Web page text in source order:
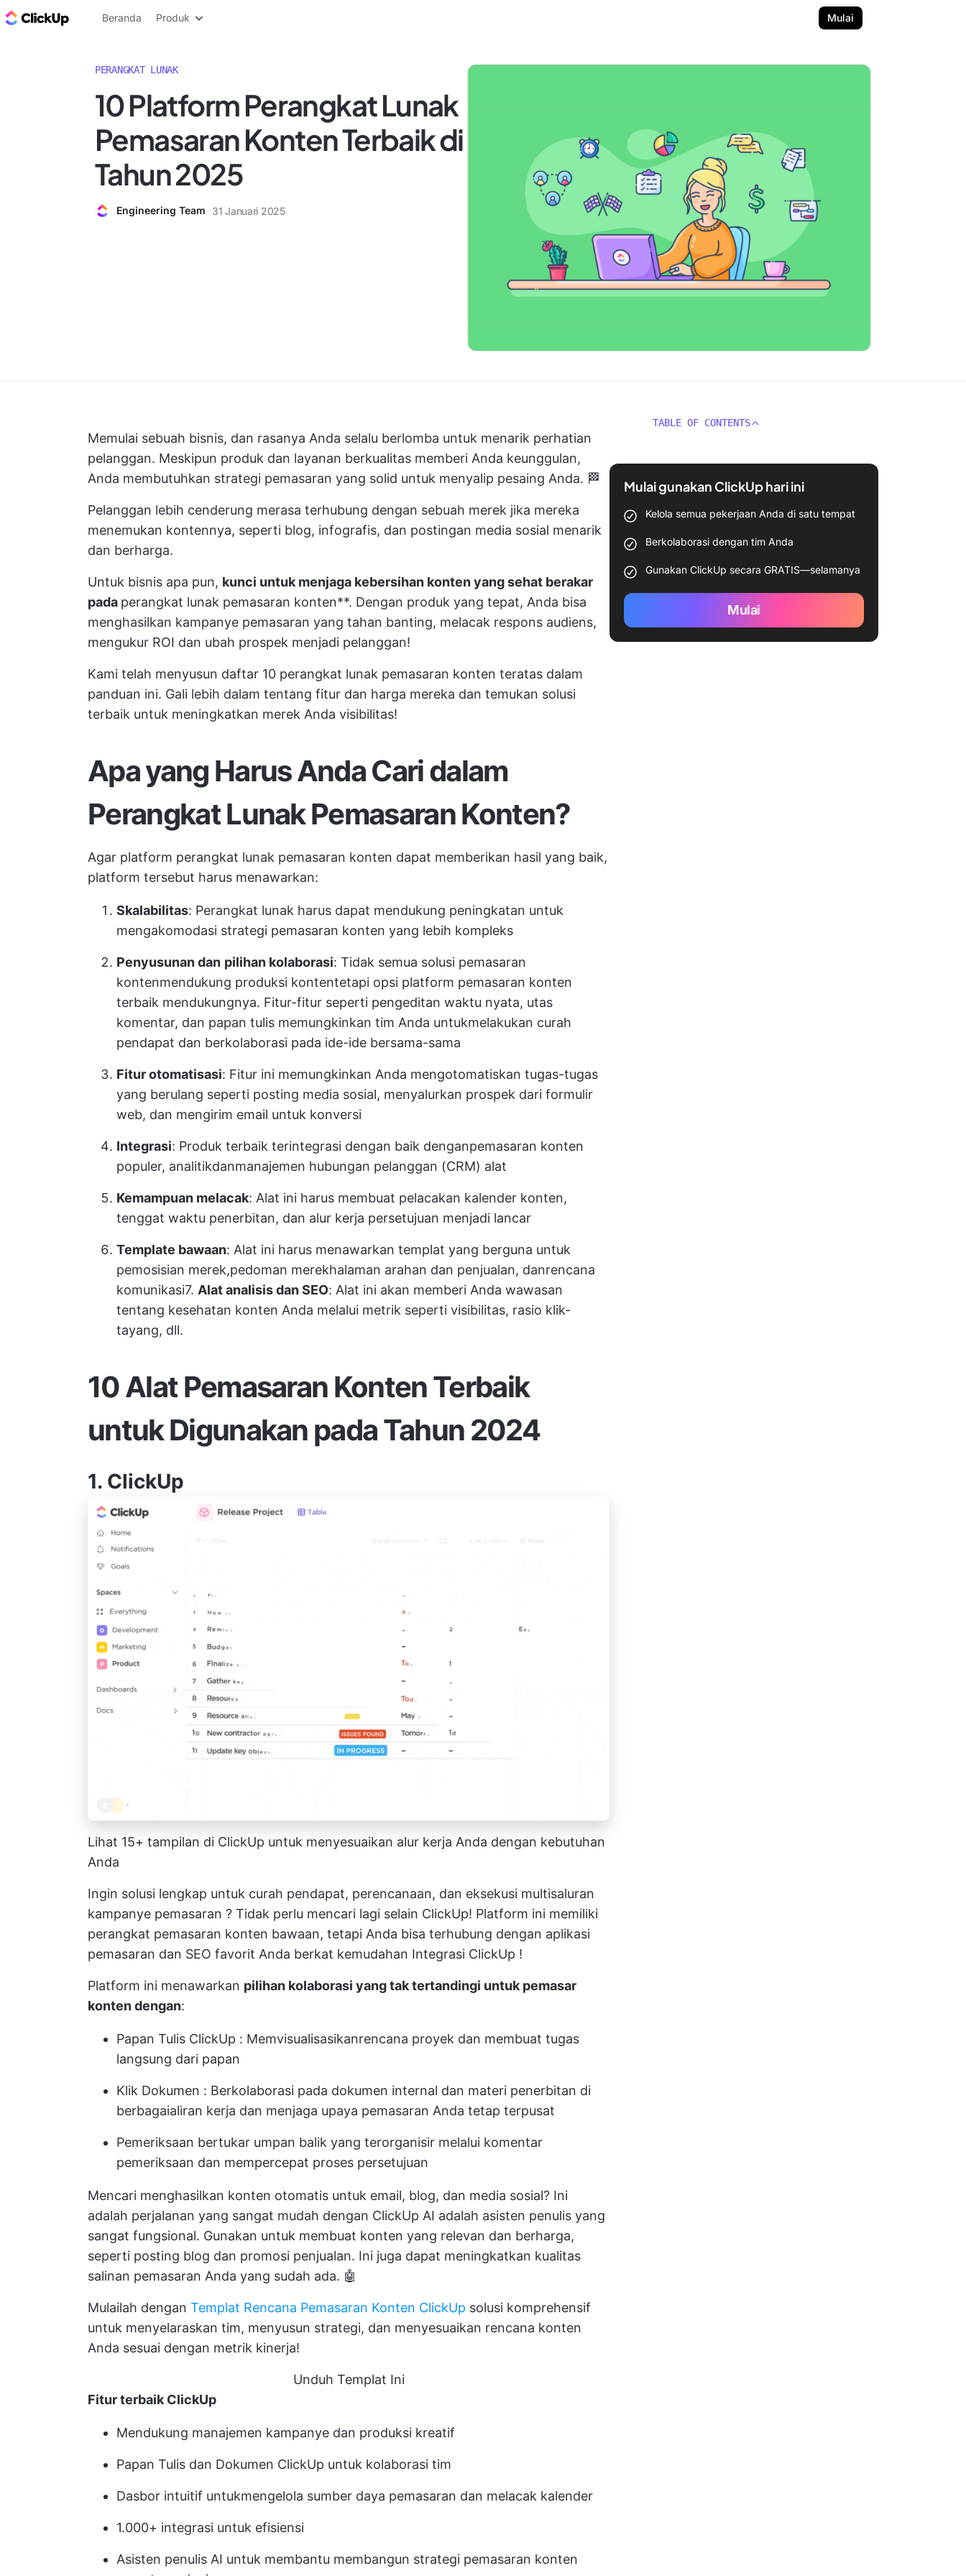
Blog ClickUp
Beranda Produk Mulai
PERANGKAT LUNAK
10 Platform Perangkat Lunak
Pemasaran Konten Terbaik di
Tahun 2025
Engineering Team 31 Januari 2025
Memulai sebuah bisnis, dan rasanya Anda selalu berlomba untuk menarik perhatian
pelanggan. Meskipun produk dan layanan berkualitas memberi Anda keunggulan,
Anda membutuhkan strategi pemasaran yang solid untuk menyalip pesaing Anda. 🏁
Pelanggan lebih cenderung merasa terhubung dengan sebuah merek jika mereka
menemukan kontennya, seperti blog, infografis, dan postingan media sosial menarik
dan berharga.
Untuk bisnis apa pun, kunci untuk menjaga kebersihan konten yang sehat berakar
pada perangkat lunak pemasaran konten**. Dengan produk yang tepat, Anda bisa
menghasilkan kampanye pemasaran yang tahan banting, melacak respons audiens,
mengukur ROI dan ubah prospek menjadi pelanggan!
Kami telah menyusun daftar 10 perangkat lunak pemasaran konten teratas dalam
panduan ini. Gali lebih dalam tentang fitur dan harga mereka dan temukan solusi
terbaik untuk meningkatkan merek Anda visibilitas!
Apa yang Harus Anda Cari dalam
Perangkat Lunak Pemasaran Konten?
Agar platform perangkat lunak pemasaran konten dapat memberikan hasil yang baik,
platform tersebut harus menawarkan:
Skalabilitas: Perangkat lunak harus dapat mendukung peningkatan untuk
mengakomodasi strategi pemasaran konten yang lebih kompleks
Penyusunan dan pilihan kolaborasi: Tidak semua solusi pemasaran
kontenmendukung produksi kontentetapi opsi platform pemasaran konten
terbaik mendukungnya. Fitur-fitur seperti pengeditan waktu nyata, utas
komentar, dan papan tulis memungkinkan tim Anda untukmelakukan curah
pendapat dan berkolaborasi pada ide-ide bersama-sama
Fitur otomatisasi: Fitur ini memungkinkan Anda mengotomatiskan tugas-tugas
yang berulang seperti posting media sosial, menyalurkan prospek dari formulir
web, dan mengirim email untuk konversi
Integrasi: Produk terbaik terintegrasi dengan baik denganpemasaran konten
populer, analitikdanmanajemen hubungan pelanggan (CRM) alat
Kemampuan melacak: Alat ini harus membuat pelacakan kalender konten,
tenggat waktu penerbitan, dan alur kerja persetujuan menjadi lancar
Template bawaan: Alat ini harus menawarkan templat yang berguna untuk
pemosisian merek,pedoman merekhalaman arahan dan penjualan, danrencana
komunikasi7. Alat analisis dan SEO: Alat ini akan memberi Anda wawasan
tentang kesehatan konten Anda melalui metrik seperti visibilitas, rasio klik-
tayang, dll.
10 Alat Pemasaran Konten Terbaik
untuk Digunakan pada Tahun 2024
1. ClickUp
Lihat 15+ tampilan di ClickUp untuk menyesuaikan alur kerja Anda dengan kebutuhan
Anda
Ingin solusi lengkap untuk curah pendapat, perencanaan, dan eksekusi multisaluran
kampanye pemasaran ? Tidak perlu mencari lagi selain ClickUp! Platform ini memiliki
perangkat pemasaran konten bawaan, tetapi Anda bisa terhubung dengan aplikasi
pemasaran dan SEO favorit Anda berkat kemudahan Integrasi ClickUp !
Platform ini menawarkan pilihan kolaborasi yang tak tertandingi untuk pemasar
konten dengan:
Papan Tulis ClickUp : Memvisualisasikanrencana proyek dan membuat tugas
langsung dari papan
Klik Dokumen : Berkolaborasi pada dokumen internal dan materi penerbitan di
berbagaialiran kerja dan menjaga upaya pemasaran Anda tetap terpusat
Pemeriksaan bertukar umpan balik yang terorganisir melalui komentar
pemeriksaan dan mempercepat proses persetujuan
Mencari menghasilkan konten otomatis untuk email, blog, dan media sosial? Ini
adalah perjalanan yang sangat mudah dengan ClickUp AI adalah asisten penulis yang
sangat fungsional. Gunakan untuk membuat konten yang relevan dan berharga,
seperti posting blog dan promosi penjualan. Ini juga dapat meningkatkan kualitas
salinan pemasaran Anda yang sudah ada. 🤖
Mulailah dengan Templat Rencana Pemasaran Konten ClickUp solusi komprehensif
untuk menyelaraskan tim, menyusun strategi, dan menyesuaikan rencana konten
Anda sesuai dengan metrik kinerja!
Unduh Templat Ini
Fitur terbaik ClickUp
Mendukung manajemen kampanye dan produksi kreatif
Papan Tulis dan Dokumen ClickUp untuk kolaborasi tim
Dasbor intuitif untukmengelola sumber daya pemasaran dan melacak kalender
1.000+ integrasi untuk efisiensi
Asisten penulis AI untuk membantu membangun strategi pemasaran konten
TABLE OF CONTENTS
Mulai gunakan ClickUp hari ini
Kelola semua pekerjaan Anda di satu tempat
Berkolaborasi dengan tim Anda
Gunakan ClickUp secara GRATIS—selamanya
Mulai